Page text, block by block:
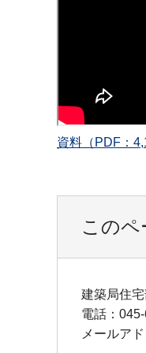
資料（PDF：
この
建築局住
電話：
メールアド